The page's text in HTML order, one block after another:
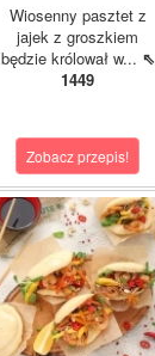
Wiosenny pasztet z
jajek z groszkiem
będzie królował w... ⇖
1449
Zobacz przepis!